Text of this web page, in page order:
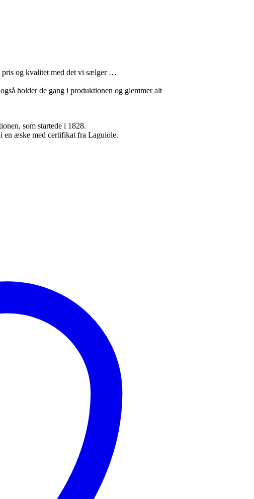
pris og kvalitet med det vi sælger …
holder de gang i produktionen og glemmer alt
som startede i 1828.
en æske med certifikat fra Laguiole.